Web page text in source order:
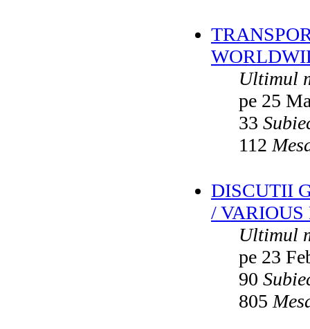
Ultimul
pe 25
33
112
DISCUTII
/ VARIOUS
Ultimul
pe 23
90
805